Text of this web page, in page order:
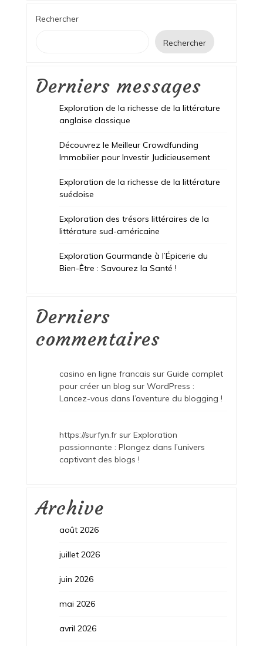
Rechercher
Rechercher
Derniers messages
Exploration de la richesse de la littérature
anglaise classique
Découvrez le Meilleur Crowdfunding
Immobilier pour Investir Judicieusement
Exploration de la richesse de la littérature
suédoise
Exploration des trésors littéraires de la
littérature sud-américaine
Exploration Gourmande à l’Épicerie du
Bien-Être : Savourez la Santé !
Derniers
commentaires
casino en ligne francais sur Guide complet
pour créer un blog sur WordPress :
Lancez-vous dans l’aventure du blogging !
https://surfyn.frsur Exploration
passionnante : Plongez dans l’univers
captivant des blogs !
Archive
août 2026
juillet 2026
juin 2026
mai 2026
avril 2026